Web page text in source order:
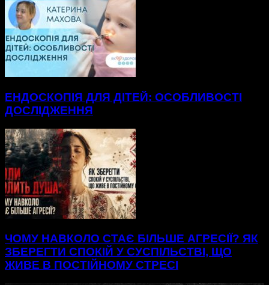
ЕНДОСКОПІЯ ДЛЯ ДІТЕЙ: ОСОБЛИВОСТІ
ДОСЛІДЖЕННЯ
ЧОМУ НАВКОЛО СТАЄ БІЛЬШЕ АГРЕСІЇ? ЯК
ЗБЕРЕГТИ СПОКІЙ У СУСПІЛЬСТВІ, ЩО
ЖИВЕ В ПОСТІЙНОМУ СТРЕСІ